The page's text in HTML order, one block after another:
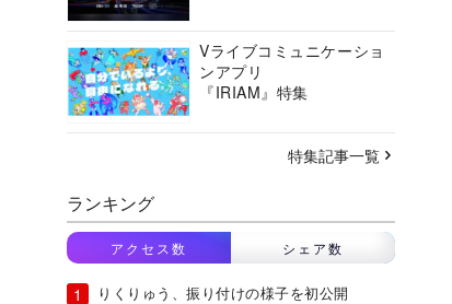
ーシアムの挑戦に迫る
Vライブコミュニケーショ
ンアプリ
『IRIAM』特集
特集記事一覧
ランキング
アクセス数 シェア数
りくりゅう、振り付けの様子を初公開